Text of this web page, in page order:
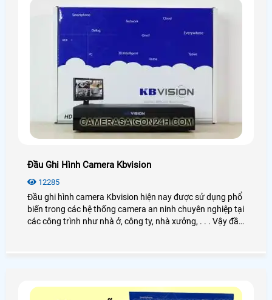
Đầu Ghi Hình Camera Kbvision
12285
Đầu ghi hình camera Kbvision hiện nay được sử dụng phổ
biến trong các hệ thống camera an ninh chuyên nghiệp tại
các công trình như nhà ở, công ty, nhà xưởng, . . . Vậy đầu